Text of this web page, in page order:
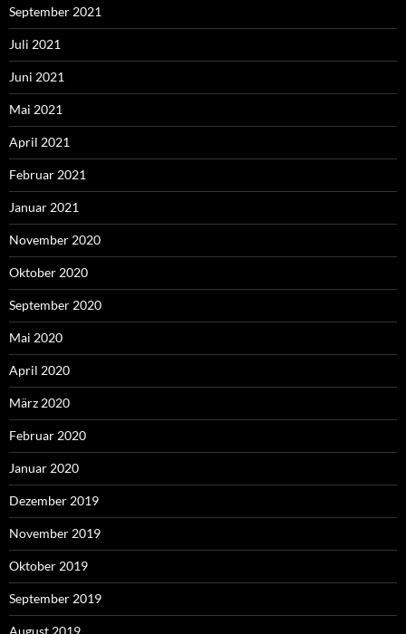
September 2021
Juli 2021
Juni 2021
Mai 2021
April 2021
Februar 2021
Januar 2021
November 2020
Oktober 2020
September 2020
Mai 2020
April 2020
März 2020
Februar 2020
Januar 2020
Dezember 2019
November 2019
Oktober 2019
September 2019